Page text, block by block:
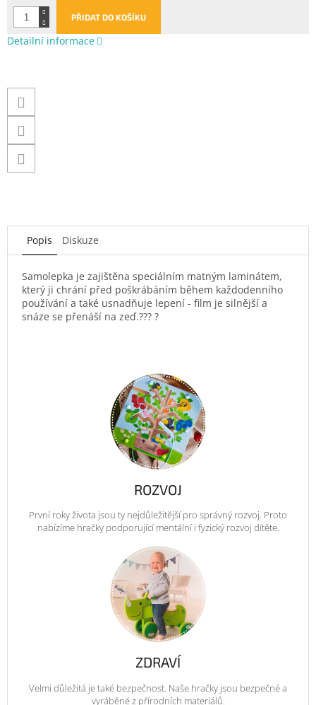
PŘIDAT DO KOŠÍKU
Detailní informace
Popis Diskuze
Samolepka je zajištěna speciálním matným laminátem,
který ji chrání před poškrábáním během každodenního
používání a také usnadňuje lepení - film je silnější a
snáze se přenáší na zeď.??? ?
ROZVOJ
První roky života jsou ty nejdůležitější pro správný rozvoj. Proto
nabízíme hračky podporující mentální i fyzický rozvoj dítěte.
ZDRAVÍ
Velmi důležitá je také bezpečnost. Naše hračky jsou bezpečné a
vyráběné z přírodních materiálů.